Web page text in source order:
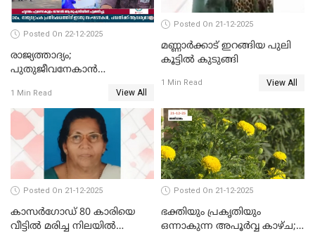
Posted On 22-12-2025
രാജ്യത്താദ്യം;
പുതുജീവനേകാൻ
എറണാകുളം സർക്കാർ
ജനറൽ
ആശുപത്രിയിലെത്തിച്ചു
1 Min Read View All
Posted On 21-12-2025
മണ്ണാർക്കാട് ഇറങ്ങിയ പുലി
കൂട്ടിൽ കുടുങ്ങി
1 Min Read View All
Posted On 21-12-2025
കാസർഗോഡ് 80 കാരിയെ
വീട്ടിൽ മരിച്ച നിലയിൽ
Posted On 21-12-2025
ഭക്തിയും പ്രകൃതിയും
ഒന്നാകുന്ന അപൂര്‍വ്വ കാഴ്ച;